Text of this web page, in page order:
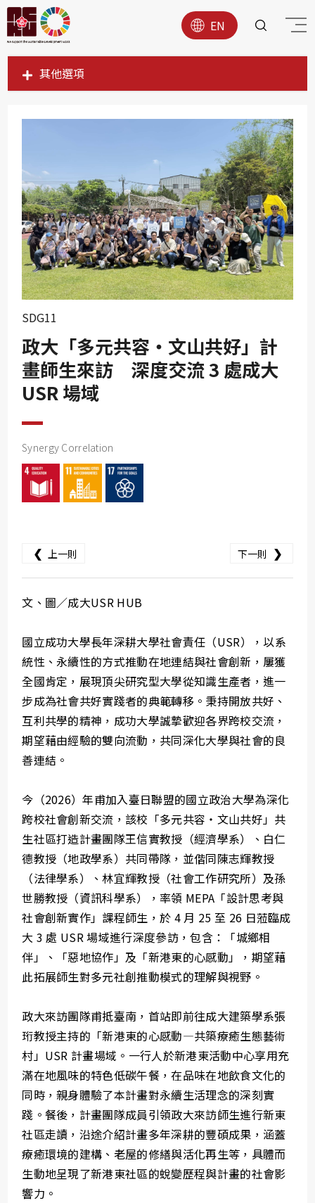
EN
其他選項
SDG1
SDG4
SDG5
SDG6
SDG7
SDG8
SDG9
SDG11
SDG12
SDG11
政⼤「多元共容・⽂⼭共好」計
畫師⽣來訪 深度交流 3 處成大
USR 場域
Synergy Correlation
❮ 上一則 下一則 ❯
文、圖／成大USR HUB
國立成功大學長年深耕大學社會責任（USR），以系
統性、永續性的方式推動在地連結與社會創新，屢獲
全國肯定，展現頂尖研究型大學從知識生產者，進一
步成為社會共好實踐者的典範轉移。秉持開放共好、
互利共學的精神，成功大學誠摯歡迎各界跨校交流，
期望藉由經驗的雙向流動，共同深化大學與社會的良
善連結。
今（2026）年甫加入臺日聯盟的國立政治大學為深化
跨校社會創新交流，該校「多元共容・文山共好」共
生社區打造計畫團隊王信實教授（經濟學系）、白仁
德教授（地政學系）共同帶隊，並偕同陳志輝教授
（法律學系）、林宜輝教授（社會工作研究所）及孫
世勝教授（資訊科學系），率領 MEPA「設計思考與
社會創新實作」課程師生，於 4 月 25 至 26 日蒞臨成
大 3 處 USR 場域進行深度參訪，包含：「城鄉相
伴」、「惡地協作」及「新港東的心感動」，期望藉
此拓展師生對多元社創推動模式的理解與視野。
政大來訪團隊甫抵臺南，首站即前往成大建築學系張
珩教授主持的「新港東的心感動—共築療癒生態藝術
村」USR 計畫場域。一行人於新港東活動中心享用充
滿在地風味的特色低碳午餐，在品味在地飲食文化的
同時，親身體驗了本計畫對永續生活理念的深刻實
踐。餐後，計畫團隊成員引領政大來訪師生進行新東
社區走讀，沿途介紹計畫多年深耕的豐碩成果，涵蓋
療癒環境的建構、老屋的修繕與活化再生等，具體而
生動地呈現了新港東社區的蛻變歷程與計畫的社會影
響力。